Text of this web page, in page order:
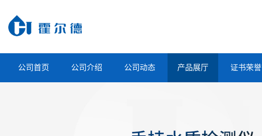
公司首页 公司介绍 公司动态 产品展厅 证书荣誉